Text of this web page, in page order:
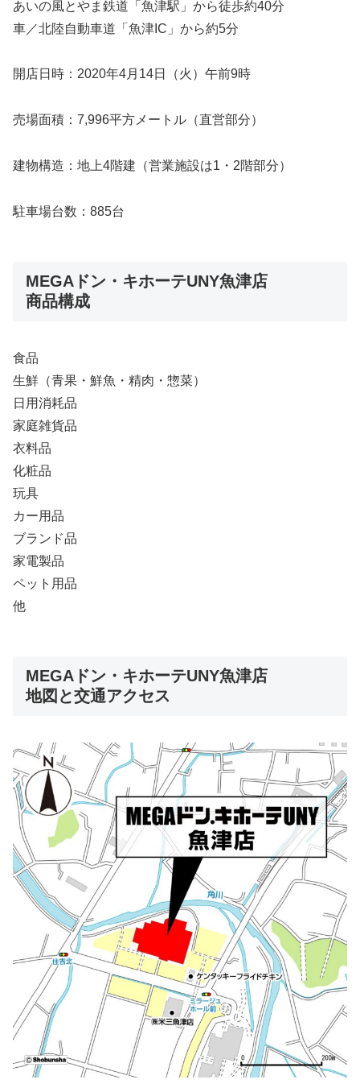
あいの風とやま鉄道「魚津駅」から徒歩約40分
車／北陸自動車道「魚津IC」から約5分
開店日時：2020年4月14日（火）午前9時
売場面積：7,996平方メートル（直営部分）
建物構造：地上4階建（営業施設は1・2階部分）
駐車場台数：885台
MEGAドン・キホーテUNY魚津店
商品構成
食品
生鮮（青果・鮮魚・精肉・惣菜）
日用消耗品
家庭雑貨品
衣料品
化粧品
玩具
カー用品
ブランド品
家電製品
ペット用品
他
MEGAドン・キホーテUNY魚津店
地図と交通アクセス